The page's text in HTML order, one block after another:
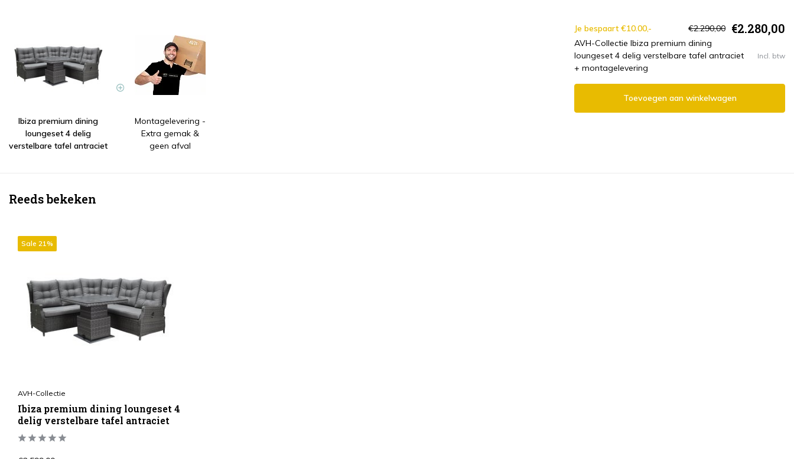
Ibiza premium dining
loungeset 4 delig
verstelbare tafel antraciet
Montagelevering -
Extra gemak &
geen afval
Je bespaart €10.00,- €2.290,00 €2.280,00
AVH-Collectie Ibiza premium dining
loungeset 4 delig verstelbare tafel antraciet
+ montagelevering
Incl. btw
Toevoegen aan winkelwagen
Reeds bekeken
Sale 21%
AVH-Collectie
Ibiza premium dining loungeset 4
delig verstelbare tafel antraciet